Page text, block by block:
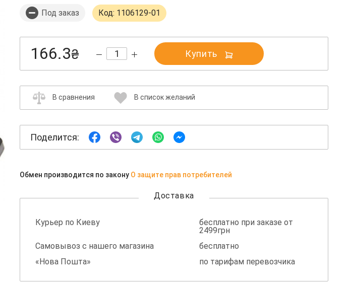
Под заказ Код: 1106129-01
166.3₴ Купить
В сравнения В список желаний
Поделится:
Обмен производится по закону О защите прав потребителей
Доставка
Курьер по Киеву
бесплатно при заказе от
2499грн
Самовывоз с нашего магазина
бесплатно
«Нова Пошта»
по тарифам перевозчика